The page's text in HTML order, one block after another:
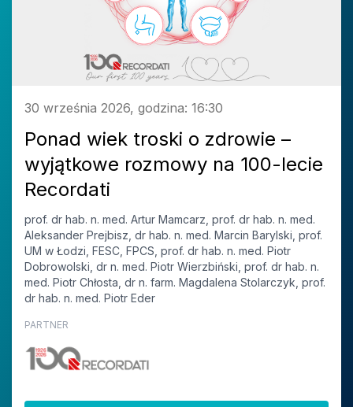
30 września 2026, godzina: 16:30
Ponad wiek troski o zdrowie –
wyjątkowe rozmowy na 100-lecie
Recordati
prof. dr hab. n. med. Artur Mamcarz, prof. dr hab. n. med.
Aleksander Prejbisz, dr hab. n. med. Marcin Barylski, prof.
UM w Łodzi, FESC, FPCS, prof. dr hab. n. med. Piotr
Dobrowolski, dr n. med. Piotr Wierzbiński, prof. dr hab. n.
med. Piotr Chłosta, dr n. farm. Magdalena Stolarczyk, prof.
dr hab. n. med. Piotr Eder
PARTNER